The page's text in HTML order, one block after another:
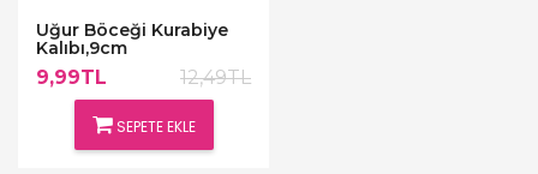
Uğur Böceği Kurabiye
Kalıbı,9cm
9,99TL 12,49TL
SEPETE EKLE